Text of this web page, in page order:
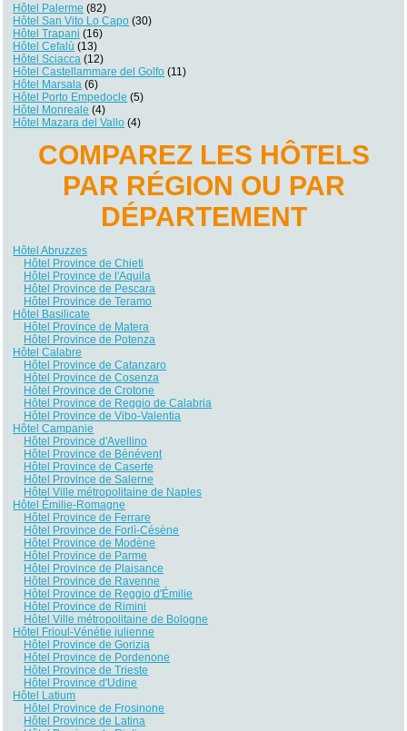
Hôtel Palerme (82)
Hôtel San Vito Lo Capo (30)
Hôtel Trapani (16)
Hôtel Cefalù (13)
Hôtel Sciacca (12)
Hôtel Castellammare del Golfo (11)
Hôtel Marsala (6)
Hôtel Porto Empedocle (5)
Hôtel Monreale (4)
Hôtel Mazara del Vallo (4)
COMPAREZ LES HÔTELS
PAR RÉGION OU PAR
DÉPARTEMENT
Hôtel Abruzzes
Hôtel Province de Chieti
Hôtel Province de l'Aquila
Hôtel Province de Pescara
Hôtel Province de Teramo
Hôtel Basilicate
Hôtel Province de Matera
Hôtel Province de Potenza
Hôtel Calabre
Hôtel Province de Catanzaro
Hôtel Province de Cosenza
Hôtel Province de Crotone
Hôtel Province de Reggio de Calabria
Hôtel Province de Vibo-Valentia
Hôtel Campanie
Hôtel Province d'Avellino
Hôtel Province de Bénévent
Hôtel Province de Caserte
Hôtel Province de Salerne
Hôtel Ville métropolitaine de Naples
Hôtel Émilie-Romagne
Hôtel Province de Ferrare
Hôtel Province de Forlì-Césène
Hôtel Province de Modène
Hôtel Province de Parme
Hôtel Province de Plaisance
Hôtel Province de Ravenne
Hôtel Province de Reggio d'Émilie
Hôtel Province de Rimini
Hôtel Ville métropolitaine de Bologne
Hôtel Frioul-Vénétie julienne
Hôtel Province de Gorizia
Hôtel Province de Pordenone
Hôtel Province de Trieste
Hôtel Province d'Udine
Hôtel Latium
Hôtel Province de Frosinone
Hôtel Province de Latina